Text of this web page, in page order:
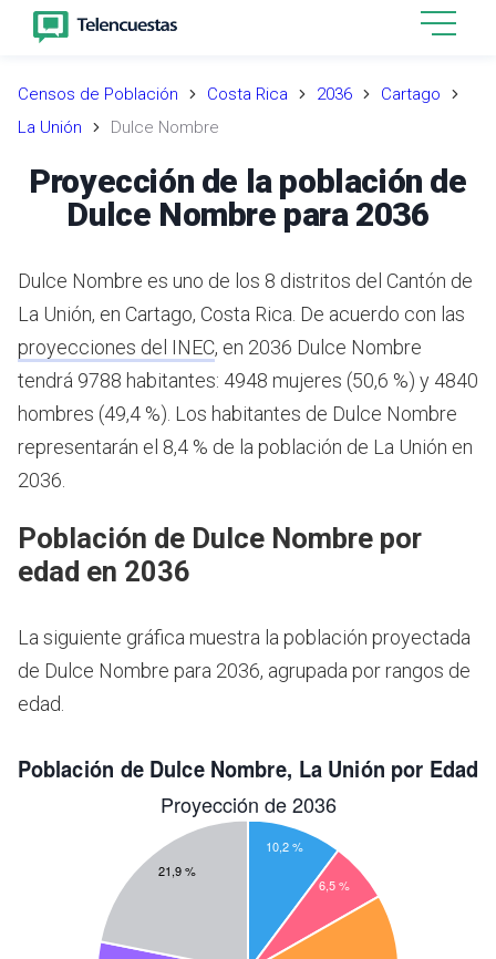
Censos de Población Costa Rica 2036
Cartago
La Unión
Dulce Nombre
Proyección de la población de
Dulce Nombre para 2036
Dulce Nombre es uno de los 8 distritos del Cantón de
La Unión, en Cartago, Costa Rica. De acuerdo con las
proyecciones del INEC, en 2036 Dulce Nombre
tendrá 9788 habitantes: 4948 mujeres (50,6 %) y 4840
hombres (49,4 %). Los habitantes de Dulce Nombre
representarán el 8,4 % de la población de La Unión en
2036.
Población de Dulce Nombre por
edad en 2036
La siguiente gráfica muestra la población proyectada
de Dulce Nombre para 2036, agrupada por rangos de
edad.